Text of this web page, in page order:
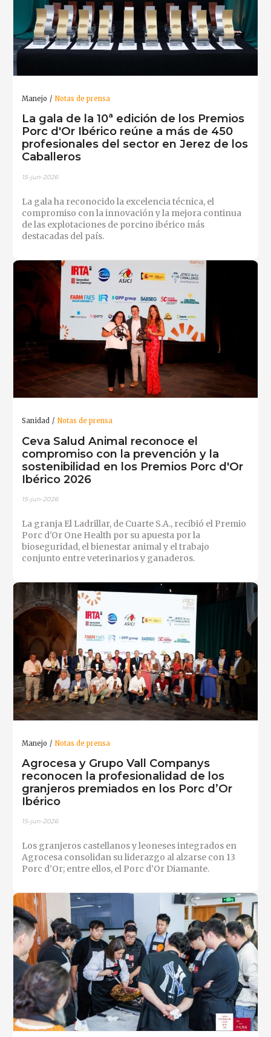
Manejo Notas de prensa
La gala de la 10ª edición de los Premios
Porc d'Or Ibérico reúne a más de 450
profesionales del sector en Jerez de los
Caballeros
15-jun-2026
La gala ha reconocido la excelencia técnica, el
compromiso con la innovación y la mejora continua
de las explotaciones de porcino ibérico más
destacadas del país.
Sanidad Notas de prensa
Ceva Salud Animal reconoce el
compromiso con la prevención y la
sostenibilidad en los Premios Porc d'Or
Ibérico 2026
15-jun-2026
La granja El Ladrillar, de Cuarte S.A., recibió el Premio
Porc d'Or One Health por su apuesta por la
bioseguridad, el bienestar animal y el trabajo
conjunto entre veterinarios y ganaderos.
Manejo Notas de prensa
Agrocesa y Grupo Vall Companys
reconocen la profesionalidad de los
granjeros premiados en los Porc d’Or
Ibérico
15-jun-2026
Los granjeros castellanos y leoneses integrados en
Agrocesa consolidan su liderazgo al alzarse con 13
Porc d’Or; entre ellos, el Porc d’Or Diamante.